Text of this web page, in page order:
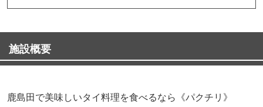
施設概要
鹿島田で美味しいタイ料理を食べるなら《パクチリ》